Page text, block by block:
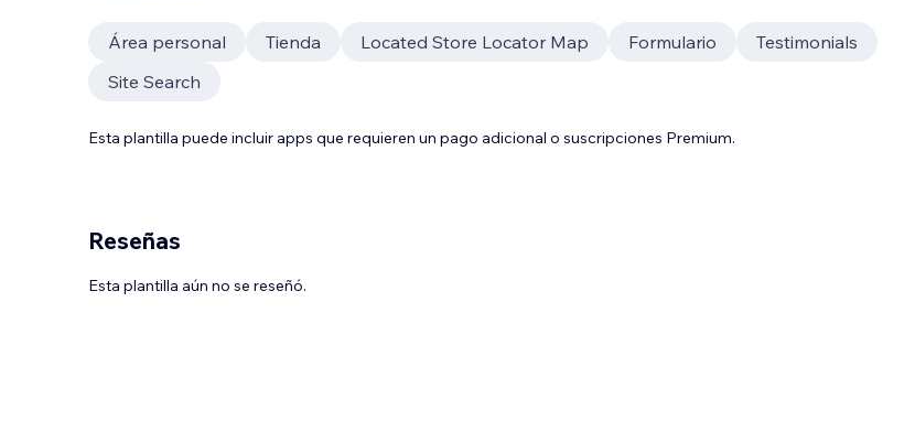
Área personal Tienda Located Store Locator Map Formulario
Testimonials
Site Search
Esta plantilla puede incluir apps que requieren un pago adicional o suscripciones Premium.
Reseñas
Esta plantilla aún no se reseñó.